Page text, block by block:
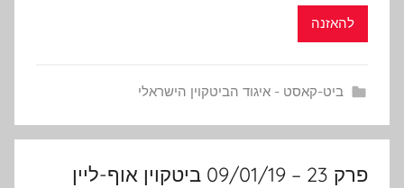
להאזנה
ביט-קאסט - איגוד הביטקוין הישראלי
פרק 23 – 09/01/19 ביטקוין אוף-ליין